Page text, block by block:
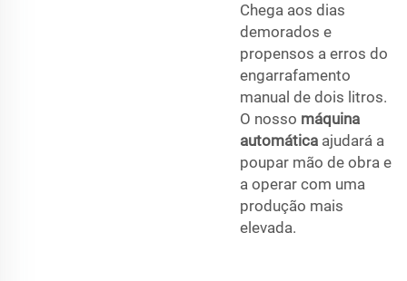
Chega aos dias
demorados e
propensos a erros do
engarrafamento
manual de dois litros.
O nosso máquina
automática ajudará a
poupar mão de obra e
a operar com uma
produção mais
elevada.